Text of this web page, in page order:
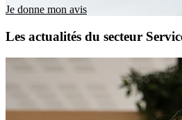
Je donne mon avis
Les actualités du secteur